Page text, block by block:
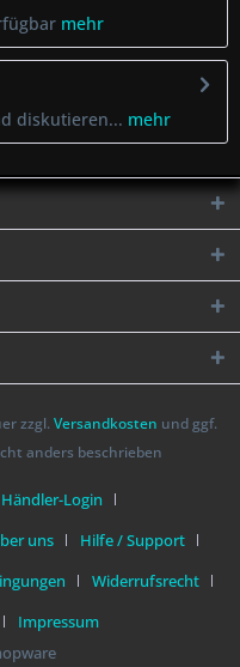
mehr
diskutieren... mehr
zzgl. Versandkosten und ggf.
anders beschrieben
Händler-Login
uns
Hilfe / Support
Widerrufsrecht
Impressum